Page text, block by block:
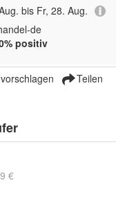
bis Fr, 28. Aug.
de
positiv
Teilen
€